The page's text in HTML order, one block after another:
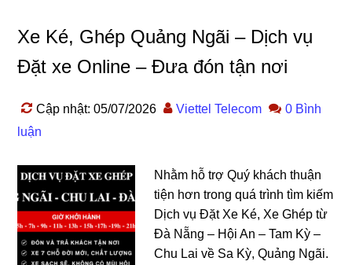
Xe Ké, Ghép Quảng Ngãi – Dịch vụ
Đặt xe Online – Đưa đón tận nơi
Cập nhật: 05/07/2026 Viettel Telecom
0 Bình
luận
Nhằm hỗ trợ Quý khách thuận
tiện hơn trong quá trình tìm kiếm
Dịch vụ Đặt Xe Ké, Xe Ghép từ
Đà Nẵng – Hội An – Tam Kỳ –
Chu Lai về Sa Kỳ, Quảng Ngãi.